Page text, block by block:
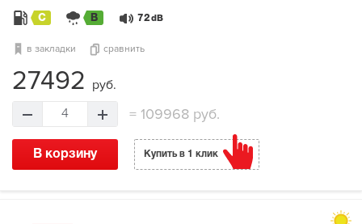
C B 72 dB
в закладки сравнить
27492 руб.
4 =109968 руб.
В корзину Купить в 1 клик